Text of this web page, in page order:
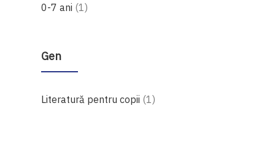
0-7 ani 1produs
Gen
Literatură pentru copii 1produs